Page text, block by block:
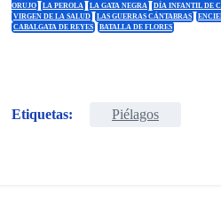
ORUJO
LA PEROLA LA GATA NEGRA DÍA INFANTIL DE
VIRGEN DE LA SALUD
LAS GUERRAS CÁNTABRAS
CABALGATA DE REYES
BATALLA DE FLORES
Etiquetas: Piélagos